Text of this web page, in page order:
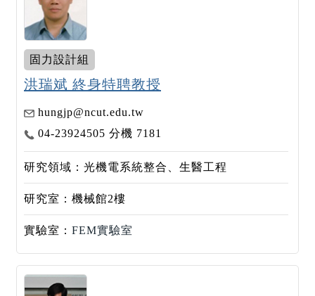
固力設計組
洪瑞斌 終身特聘教授
hungjp@ncut.edu.tw
04-23924505 分機 7181
研究領域：光機電系統整合、生醫工程
研究室：機械館2樓
實驗室： FEM實驗室